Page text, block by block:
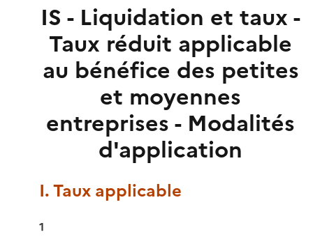
IS - Liquidation et taux -
Taux réduit applicable
au bénéfice des petites
et moyennes
entreprises - Modalités
d'application
I. Taux applicable
1